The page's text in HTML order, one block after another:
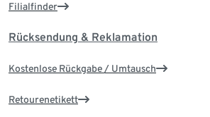
Filialfinder
Rücksendung & Reklamation
Kostenlose Rückgabe / Umtausch
Retourenetikett